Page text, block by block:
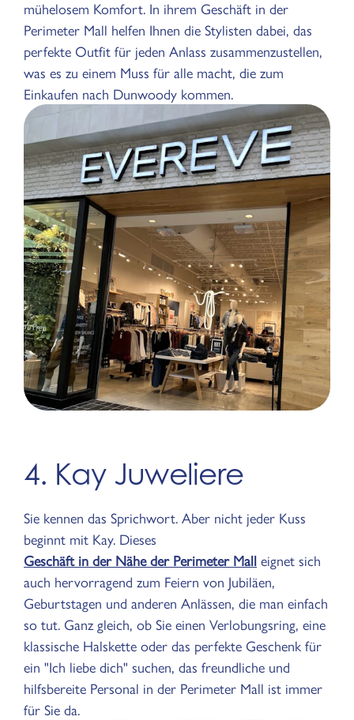
mühelosem Komfort. In ihrem Geschäft in der
Perimeter Mall helfen Ihnen die Stylisten dabei, das
perfekte Outfit für jeden Anlass zusammenzustellen,
was es zu einem Muss für alle macht, die zum
Einkaufen nach Dunwoody kommen.
4. Kay Juweliere
Sie kennen das Sprichwort. Aber nicht jeder Kuss
beginnt mit Kay. Dieses
Geschäft in der Nähe der Perimeter Malleignet sich
auch hervorragend zum Feiern von Jubiläen,
Geburtstagen und anderen Anlässen, die man einfach
so tut. Ganz gleich, ob Sie einen Verlobungsring, eine
klassische Halskette oder das perfekte Geschenk für
ein "Ich liebe dich" suchen, das freundliche und
hilfsbereite Personal in der Perimeter Mall ist immer
für Sie da.